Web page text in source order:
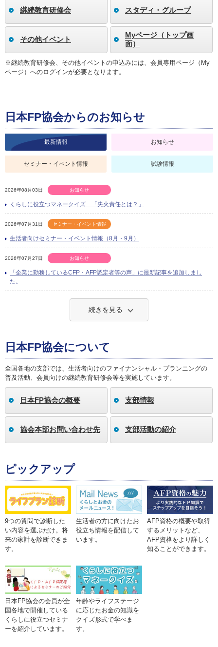
継続教育研修会 スタディ・グループ
その他イベント
Myページ（トップ画
面）
※継続教育研修会、その他イベントの申込みには、会員専用ページ（My
ページ）へのログインが必要となります。
日本FP協会からのお知らせ
最新情報 お知らせ
セミナー・イベント情報 試験情報
2026年08月03日 お知らせ
くらしに役立つマネークイズ 「失火責任とは？」
2026年07月31日 セミナー・イベント情報
生活者向けセミナー・イベント情報（8月・9月）
2026年07月27日 お知らせ
「企業に勤務しているCFP・AFP認定者等の声」に最新記事を追加しまし
た。
続きを見る
日本FP協会について
全国各地の支部では、生活者向けのファイナンシャル・プランニングの
普及活動、会員向けの継続教育研修会等を実施しています。
日本FP協会の概要 支部情報
協会本部お問い合わせ先 支部活動の紹介
ピックアップ
9つの質問で診断した
い内容を選ぶだけ。将
来の家計を診断できま
す。
生活者の方に向けたお
役立ち情報を配信して
います。
AFP資格の概要や取得
するメリットなど、
AFP資格をより詳しく
知ることができます。
日本FP協会の会員が全
国各地で開催している
くらしに役立つセミナ
ーを紹介しています。
年齢やライフステージ
に応じたお金の知識を
クイズ形式で学べま
す。